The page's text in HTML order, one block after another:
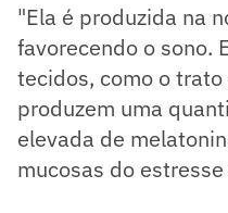
"Ela é produzida na
favorecendo o sono.
tecidos, como o
produzem uma
elevada de
mucosas do